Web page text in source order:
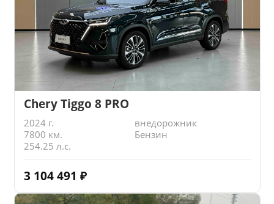
Chery Tiggo 8 PRO
2024 г.
внедорожник
7800 км.
Бензин
254.25 л.с.
3 104 491 ₽